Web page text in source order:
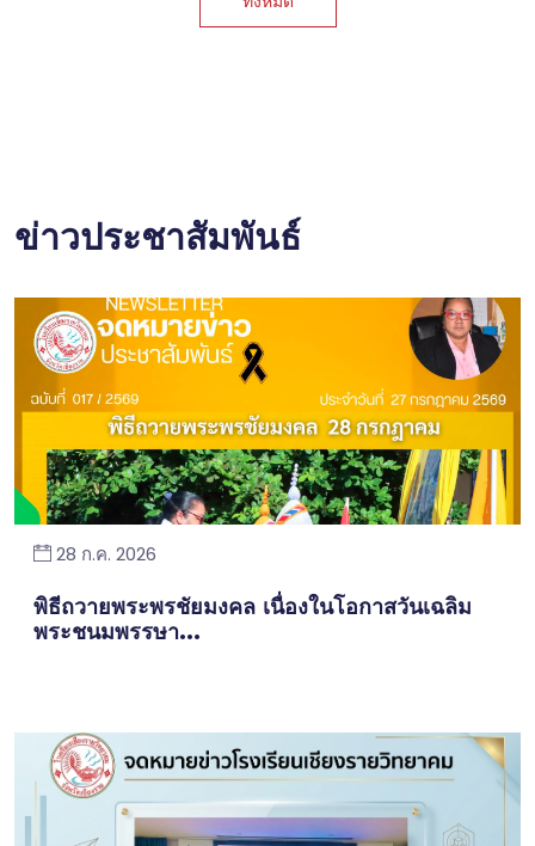
ข่าวประชาสัมพันธ์
28 ก.ค. 2026
พิธีถวายพระพรชัยมงคล เนื่องในโอกาสวันเฉลิม
พระชนมพรรษา...